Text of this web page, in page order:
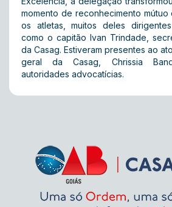
momento de reconhecimento mútuo
os atletas, muitos deles
como o capitão Ivan Trindade,
da Casag. Estiveram presentes ao
geral da Casag, Chrissia
autoridades advocatícias.